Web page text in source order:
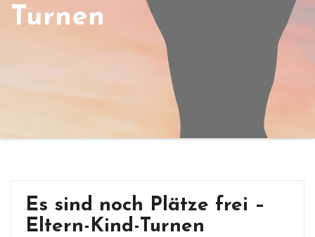
Turnen
Es sind noch Plätze frei –
Eltern-Kind-Turnen